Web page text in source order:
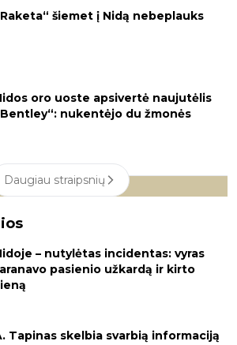
šiemet į Nidą nebeplauks
oro uoste apsivertė naujutėlis
nukentėjo du žmonės
Daugiau straipsnių
– nutylėtas incidentas: vyras
pasienio užkardą ir kirto
Tapinas skelbia svarbią informaciją